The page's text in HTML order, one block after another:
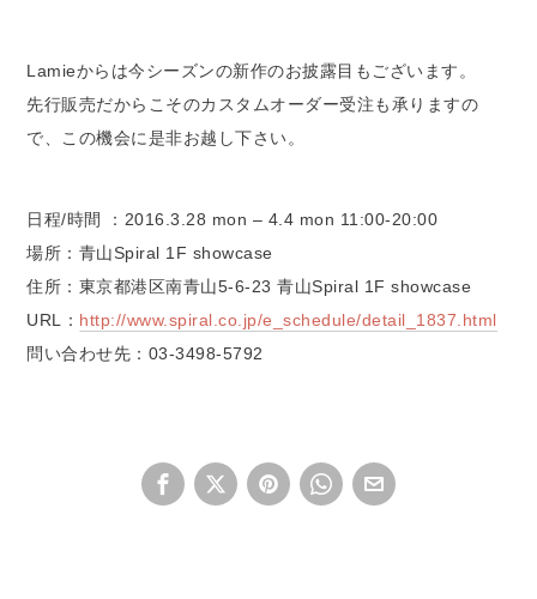
Lamieからは今シーズンの新作のお披露目もございます。
先行販売だからこそのカスタムオーダー受注も承りますの
で、この機会に是非お越し下さい。
日程/時間 ：2016.3.28 mon – 4.4 mon 11:00-20:00
場所：青山Spiral 1F showcase
住所：東京都港区南青山5-6-23 青山Spiral 1F showcase
URL： http://www.spiral.co.jp/e_schedule/detail_1837.html
問い合わせ先：03-3498-5792